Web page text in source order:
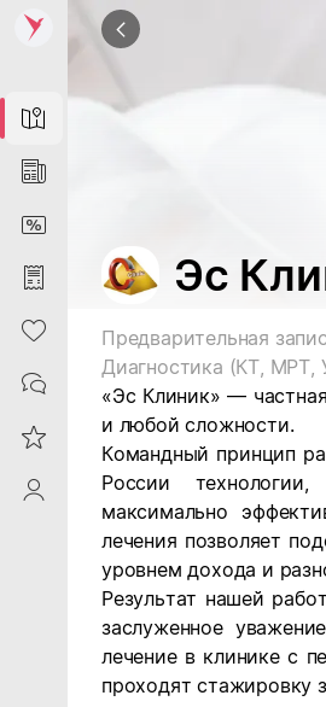
Map
News
DiscountCard
Purchases
Heart
Contacts
Reviews
ProfileSaby
Эс
Предварительная
Диагностика (КТ, МРТ,
«Эс Клиник»—
и любой сложности.
Командный принцип
России
максимально
лечения позволяет
уровнем дохода и
Результат нашей
заслуженное
лечение в клинике с
проходят стажировку